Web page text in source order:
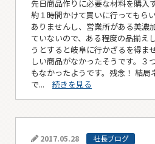
先日商品作りに必要な材料を購入
約１時間かけて買いに行ってもら
ありませんし、営業所がある美濃
ていないので、ある程度の品揃え
うとすると岐阜に行かざるを得ま
しい商品がなかったそうです。３
もなかったようです。残念！ 結
で... 続きを見る
2017.05.28 社長ブログ